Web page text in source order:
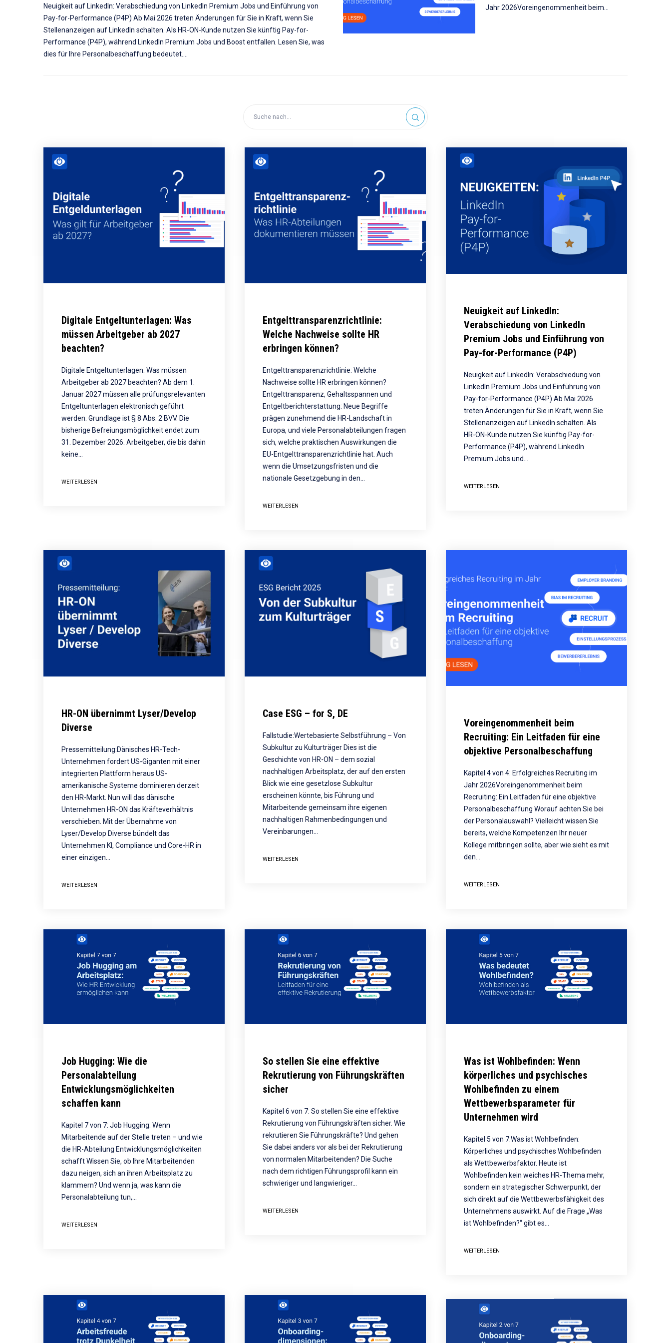
Neuigkeit auf LinkedIn: Verabschiedung von LinkedIn Premium Jobs und Einführung von
Pay-for-Performance (P4P) Ab Mai 2026 treten Änderungen für Sie in Kraft, wenn Sie
Stellenanzeigen auf LinkedIn schalten. Als HR-ON-Kunde nutzen Sie künftig Pay-for-
Performance (P4P), während LinkedIn Premium Jobs und Boost entfallen. Lesen Sie, was
dies für Ihre Personalbeschaffung bedeutet.…
Jahr 2026Voreingenommenheit beim
Digitale Entgeltunterlagen: Was
müssen Arbeitgeber ab 2027
beachten?
Digitale Entgeltunterlagen: Was müssen
Arbeitgeber ab 2027 beachten? Ab dem 1.
Januar 2027 müssen alle prüfungsrelevanten
Entgeltunterlagen elektronisch geführt
werden. Grundlage ist § 8 Abs. 2 BVV. Die
bisherige Befreiungsmöglichkeit endet zum
31. Dezember 2026. Arbeitgeber, die bis dahin
keine…
WEITERLESEN
Entgelttransparenzrichtlinie:
Welche Nachweise sollte HR
erbringen können?
Entgelttransparenzrichtlinie: Welche
Nachweise sollte HR erbringen können?
Entgelttransparenz, Gehaltsspannen und
Entgeltberichterstattung: Neue Begriffe
prägen zunehmend die HR-Landschaft in
Europa, und viele Personalabteilungen fragen
sich, welche praktischen Auswirkungen die
EU-Entgelttransparenzrichtlinie hat. Auch
wenn die Umsetzungsfristen und die
nationale Gesetzgebung in den…
WEITERLESEN
Neuigkeit auf LinkedIn:
Verabschiedung von LinkedIn
Premium Jobs und Einführung von
Pay-for-Performance (P4P)
Neuigkeit auf LinkedIn: Verabschiedung von
LinkedIn Premium Jobs und Einführung von
Pay-for-Performance (P4P) Ab Mai 2026
treten Änderungen für Sie in Kraft, wenn Sie
Stellenanzeigen auf LinkedIn schalten. Als
HR-ON-Kunde nutzen Sie künftig Pay-for-
Performance (P4P), während LinkedIn
Premium Jobs und…
WEITERLESEN
HR-ON übernimmt Lyser/Develop
Diverse
Pressemitteilung:Dänisches HR-Tech-
Unternehmen fordert US-Giganten mit einer
integrierten Plattform heraus US-
amerikanische Systeme dominieren derzeit
den HR-Markt. Nun will das dänische
Unternehmen HR-ON das Kräfteverhältnis
verschieben. Mit der Übernahme von
Lyser/Develop Diverse bündelt das
Unternehmen KI, Compliance und Core-HR in
einer einzigen…
WEITERLESEN
Case ESG – for S, DE
Fallstudie:Wertebasierte Selbstführung – Von
Subkultur zu Kulturträger Dies ist die
Geschichte von HR-ON – dem sozial
nachhaltigen Arbeitsplatz, der auf den ersten
Blick wie eine gesetzlose Subkultur
erscheinen könnte, bis Führung und
Mitarbeitende gemeinsam ihre eigenen
nachhaltigen Rahmenbedingungen und
Vereinbarungen…
WEITERLESEN
Voreingenommenheit beim
Recruiting: Ein Leitfaden für eine
objektive Personalbeschaffung
Kapitel 4 von 4: Erfolgreiches Recruiting im
Jahr 2026Voreingenommenheit beim
Recruiting: Ein Leitfaden für eine objektive
Personalbeschaffung Worauf achten Sie bei
der Personalauswahl? Vielleicht wissen Sie
bereits, welche Kompetenzen Ihr neuer
Kollege mitbringen sollte, aber wie sieht es mit
den…
WEITERLESEN
Job Hugging: Wie die
Personalabteilung
Entwicklungsmöglichkeiten
schaffen kann
Kapitel 7 von 7: Job Hugging: Wenn
Mitarbeitende auf der Stelle treten – und wie
die HR-Abteilung Entwicklungsmöglichkeiten
schafft Wissen Sie, ob Ihre Mitarbeitenden
dazu neigen, sich an ihren Arbeitsplatz zu
klammern? Und wenn ja, was kann die
Personalabteilung tun,…
WEITERLESEN
So stellen Sie eine effektive
Rekrutierung von Führungskräften
sicher
Kapitel 6 von 7: So stellen Sie eine effektive
Rekrutierung von Führungskräften sicher. Wie
rekrutieren Sie Führungskräfte? Und gehen
Sie dabei anders vor als bei der Rekrutierung
von normalen Mitarbeitenden? Die Suche
nach dem richtigen Führungsprofil kann ein
schwieriger und langwieriger…
WEITERLESEN
Was ist Wohlbefinden: Wenn
körperliches und psychisches
Wohlbefinden zu einem
Wettbewerbsparameter für
Unternehmen wird
Kapitel 5 von 7:Was ist Wohlbefinden:
Körperliches und psychisches Wohlbefinden
als Wettbewerbsfaktor. Heute ist
Wohlbefinden kein weiches HR-Thema mehr,
sondern ein strategischer Schwerpunkt, der
sich direkt auf die Wettbewerbsfähigkeit des
Unternehmens auswirkt. Auf die Frage „Was
ist Wohlbefinden?“ gibt es…
WEITERLESEN